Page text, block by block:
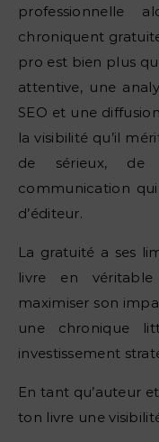
professionnelle
chroniquent
pro est bien plus
attentive, une
SEO et une
la visibilité qu’il
de sérieux, de
communication
d’éditeur.
La gratuité a ses
livre en
maximiser son
une chronique
investissement
En tant qu’auteur
ton livre une